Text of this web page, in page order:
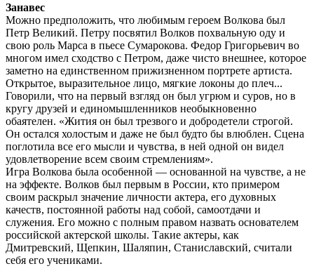
Занавес
Можно предположить, что любимым героем Волкова был
Петр Великий. Петру посвятил Волков похвальную оду и
свою роль Марса в пьесе Сумарокова. Федор Григорьевич во
многом имел сходство с Петром, даже чисто внешнее, которое
заметно на единственном прижизненном портрете артиста.
Открытое, выразительное лицо, мягкие локоны до плеч...
Говорили, что на первый взгляд он был угрюм и суров, но в
кругу друзей и единомышленников необыкновенно
обаятелен. «Жития он был трезвого и добродетели строгой.
Он остался холостым и даже не был будто бы влюблен. Сцена
поглотила все его мысли и чувства, в ней одной он видел
удовлетворение всем своим стремлениям».
Игра Волкова была особенной — основанной на чувстве, а не
на эффекте. Волков был первым в России, кто примером
своим раскрыл значение личности актера, его духовных
качеств, постоянной работы над собой, самоотдачи и
служения. Его можно с полным правом назвать основателем
российской актерской школы. Такие актеры, как
Дмитревский, Щепкин, Шаляпин, Станиславский, считали
себя его учениками.